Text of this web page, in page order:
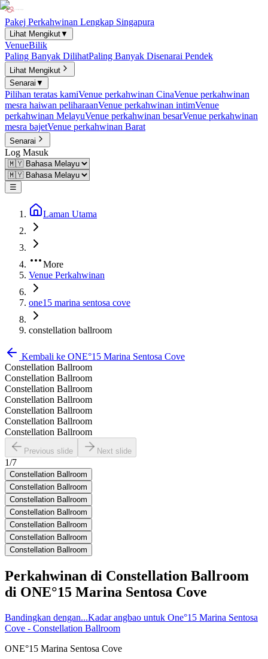
Pakej Perkahwinan Lengkap Singapura
Lihat Mengikut▼
VenueBilik
Paling Banyak DilihatPaling Banyak Disenarai Pendek
Lihat Mengikut
Senarai ▼
Pilihan teratas kamiVenue perkahwinan CinaVenue perkahwinan
mesra haiwan peliharaanVenue perkahwinan intimVenue
perkahwinan MelayuVenue perkahwinan besarVenue perkahwinan
mesra bajetVenue perkahwinan Barat
Senarai
Log Masuk
☰
Laman Utama
More
Venue Perkahwinan
one15 marina sentosa cove
constellation ballroom
Kembali ke ONE°15 Marina Sentosa Cove
Constellation Ballroom
Constellation Ballroom
Constellation Ballroom
Constellation Ballroom
Constellation Ballroom
Constellation Ballroom
Constellation Ballroom
Previous slide Next slide
1/7
Constellation Ballroom
Constellation Ballroom
Constellation Ballroom
Constellation Ballroom
Constellation Ballroom
Constellation Ballroom
Constellation Ballroom
Perkahwinan di Constellation Ballroom
di ONE°15 Marina Sentosa Cove
Bandingkan dengan...Kadar angbao untuk One°15 Marina Sentosa
Cove - Constellation Ballroom
ONE°15 Marina Sentosa Cove